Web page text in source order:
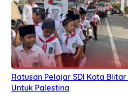
Ratusan Pelajar SDI Kota
Untuk Palestina